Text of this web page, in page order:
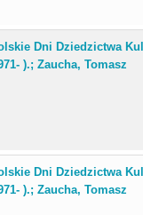
Dni Dziedzictwa
).; Zaucha, Tomasz
Dni Dziedzictwa
).; Zaucha, Tomasz